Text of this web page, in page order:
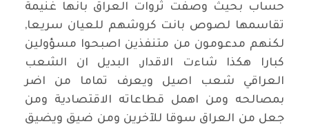
حساب بحيث وصفت ثروات العراق بانها غنيمة
تقاسمها لصوص بانت كروشهم للعيان سريعا,
لكنهم مدعومون من متنفذين اصبحوا مسؤولين
كبارا هكذا شاءت الاقدار, البديل ان الشعب
العراقي شعب اصيل ويعرف تماما من اضر
بمصالحه ومن اهمل قطاعاته الاقتصادية ومن
جعل من العراق سوقا للآخرين ومن ضيق ويضيق